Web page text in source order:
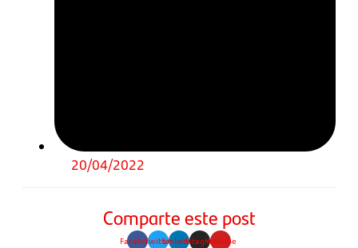
20/04/2022
Comparte este post
FacebookTwitterLinkedinInstagramYoutube